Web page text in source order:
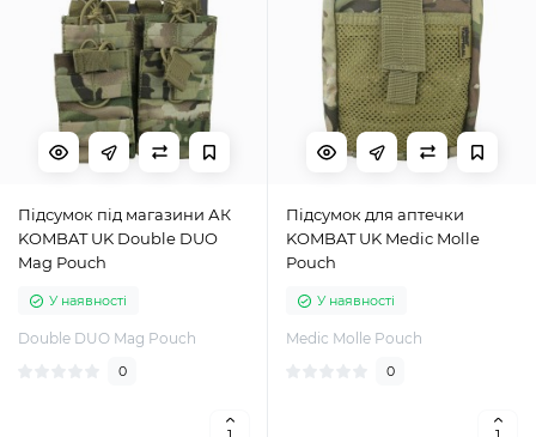
Підсумок під магазини АК
KOMBAT UK Double DUO
Mag Pouch
У наявності
Double DUO Mag Pouch
0
Підсумок для аптечки
KOMBAT UK Medic Molle
Pouch
У наявності
Medic Molle Pouch
0